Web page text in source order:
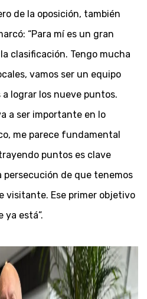
de la oposición, también
“Para mí es un gran
clasificación. Tengo mucha
vamos ser un equipo
lograr los nueve puntos.
a ser importante en lo
me parece fundamental
puntos es clave
persecución de que tenemos
visitante. Ese primer objetivo
ya está”.